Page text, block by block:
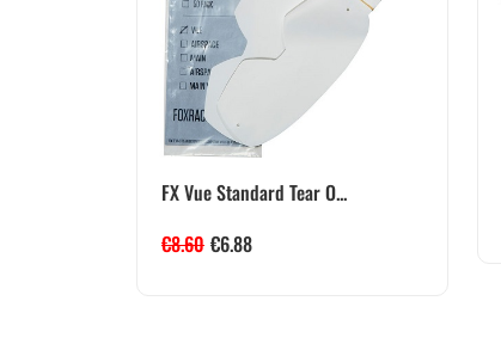
FX Vue Standard Tear O...
€8.60 €6.88